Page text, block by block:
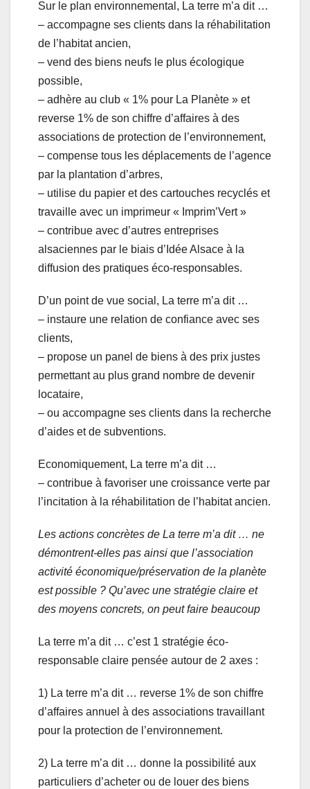
Sur le plan environnemental, La terre m’a dit …
– accompagne ses clients dans la réhabilitation
de l’habitat ancien,
– vend des biens neufs le plus écologique
possible,
– adhère au club « 1% pour La Planète » et
reverse 1% de son chiffre d’affaires à des
associations de protection de l’environnement,
– compense tous les déplacements de l’agence
par la plantation d’arbres,
– utilise du papier et des cartouches recyclés et
travaille avec un imprimeur « Imprim’Vert »
– contribue avec d’autres entreprises
alsaciennes par le biais d’Idée Alsace à la
diffusion des pratiques éco-responsables.
D’un point de vue social, La terre m’a dit …
– instaure une relation de confiance avec ses
clients,
– propose un panel de biens à des prix justes
permettant au plus grand nombre de devenir
locataire,
– ou accompagne ses clients dans la recherche
d’aides et de subventions.
Economiquement, La terre m’a dit …
– contribue à favoriser une croissance verte par
l’incitation à la réhabilitation de l’habitat ancien.
Les actions concrètes de La terre m’a dit … ne
démontrent-elles pas ainsi que l’association
activité économique/préservation de la planète
est possible ? Qu’avec une stratégie claire et
des moyens concrets, on peut faire beaucoup
La terre m’a dit … c’est 1 stratégie éco-
responsable claire pensée autour de 2 axes :
1) La terre m’a dit … reverse 1% de son chiffre
d’affaires annuel à des associations travaillant
pour la protection de l’environnement.
2) La terre m’a dit … donne la possibilité aux
particuliers d’acheter ou de louer des biens